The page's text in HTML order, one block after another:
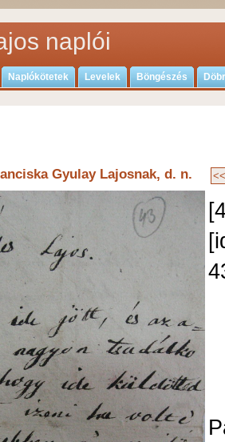
naplói
Naplókötetek Levelek Böngészés
Gyulay Lajosnak, d. n.